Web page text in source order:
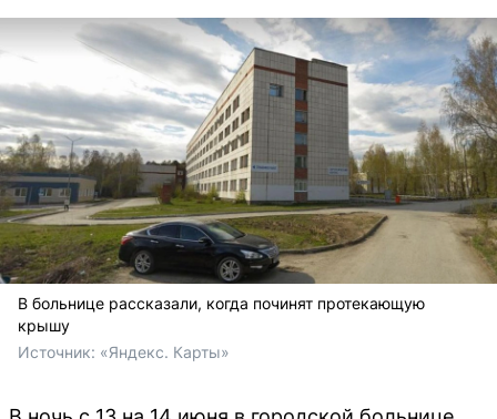
В больнице рассказали, когда починят протекающую
крышу
Источник: «Яндекс. Карты»